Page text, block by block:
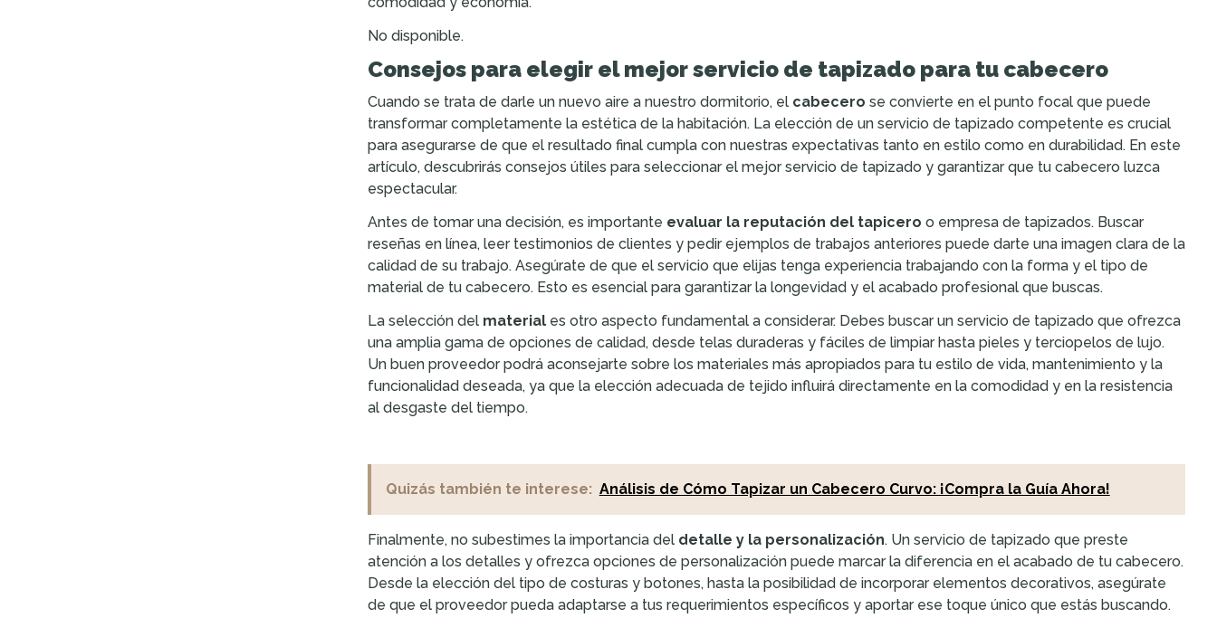
No disponible.
Consejos para elegir el mejor servicio de tapizado para tu cabecero
Cuando se trata de darle un nuevo aire a nuestro dormitorio, el cabecero se convierte en el punto focal que puede
transformar completamente la estética de la habitación. La elección de un servicio de tapizado competente es crucial
para asegurarse de que el resultado final cumpla con nuestras expectativas tanto en estilo como en durabilidad. En este
artículo, descubrirás consejos útiles para seleccionar el mejor servicio de tapizado y garantizar que tu cabecero luzca
espectacular.
Antes de tomar una decisión, es importante evaluar la reputación del tapicero o empresa de tapizados. Buscar
reseñas en línea, leer testimonios de clientes y pedir ejemplos de trabajos anteriores puede darte una imagen clara de la
calidad de su trabajo. Asegúrate de que el servicio que elijas tenga experiencia trabajando con la forma y el tipo de
material de tu cabecero. Esto es esencial para garantizar la longevidad y el acabado profesional que buscas.
La selección del materiales otro aspecto fundamental a considerar. Debes buscar un servicio de tapizado que ofrezca
una amplia gama de opciones de calidad, desde telas duraderas y fáciles de limpiar hasta pieles y terciopelos de lujo.
Un buen proveedor podrá aconsejarte sobre los materiales más apropiados para tu estilo de vida, mantenimiento y la
funcionalidad deseada, ya que la elección adecuada de tejido influirá directamente en la comodidad y en la resistencia
al desgaste del tiempo.
Quizás también te interese: Análisis de Cómo Tapizar un Cabecero Curvo: ¡Compra la Guía Ahora!
Finalmente, no subestimes la importancia del detalle y la personalización. Un servicio de tapizado que preste
atención a los detalles y ofrezca opciones de personalización puede marcar la diferencia en el acabado de tu cabecero.
Desde la elección del tipo de costuras y botones, hasta la posibilidad de incorporar elementos decorativos, asegúrate
de que el proveedor pueda adaptarse a tus requerimientos específicos y aportar ese toque único que estás buscando.